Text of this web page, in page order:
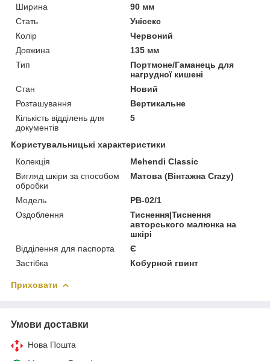
Ширина
90 мм
Стать
Унісекс
Колір
Червоний
Довжина
135 мм
Тип
Портмоне/Гаманець для
нагрудної кишені
Стан
Новий
Розташування
Вертикальне
Кількість відділень для
документів
5
Користувальницькі характеристики
Колекція
Mehendi Classic
Вигляд шкіри за способом
обробки
Матова (Вінтажна Crazy)
Модель
PB-02/1
Оздоблення
Тиснення|Тиснення
авторського малюнка на
шкірі
Відділення для паспорта
Є
Застібка
Кобурной гвинт
Приховати
Умови доставки
Нова Пошта